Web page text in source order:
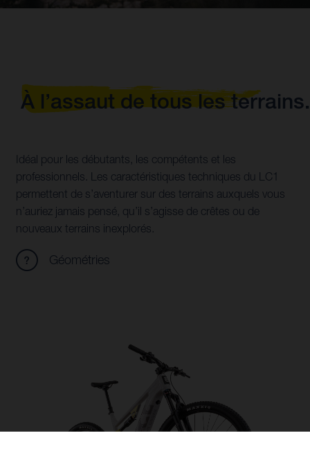
À l’assaut de tous les terrains.
Idéal pour les débutants, les compétents et les
professionnels. Les caractéristiques techniques du LC1
permettent de s’aventurer sur des terrains auxquels vous
n’auriez jamais pensé, qu’il s’agisse de crêtes ou de
nouveaux terrains inexplorés.
Géométries